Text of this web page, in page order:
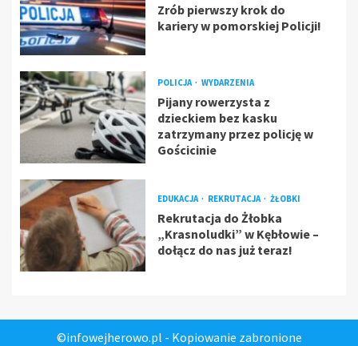
Zrób pierwszy krok do
kariery w pomorskiej Policji!
POLICJA WYDARZENIA
Pijany rowerzysta z
dzieckiem bez kasku
zatrzymany przez policję w
Gościcinie
EDUKACJA REKRUTACJA ŻŁOBKI
Rekrutacja do Żłobka
„Krasnoludki” w Kębłowie –
dołącz do nas już teraz!
©infowejherowo.pl - Kopiowanie zabronione